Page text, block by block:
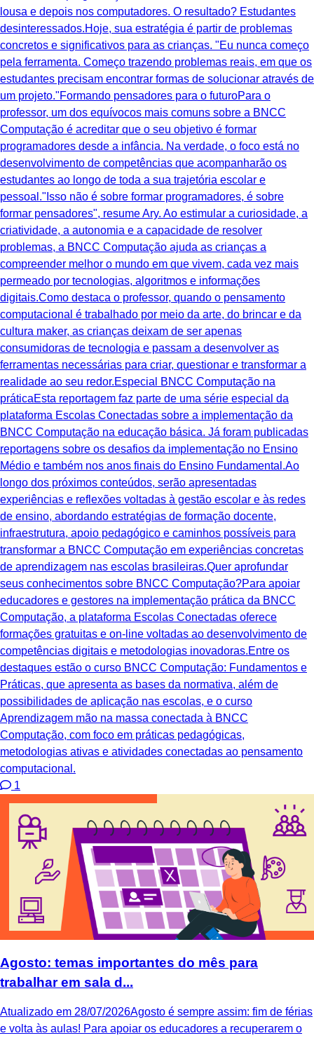
lousa e depois nos computadores. O resultado? Estudantes
desinteressados.Hoje, sua estratégia é partir de problemas
concretos e significativos para as crianças. "Eu nunca começo
pela ferramenta. Começo trazendo problemas reais, em que os
estudantes precisam encontrar formas de solucionar através de
um projeto."Formando pensadores para o futuroPara o
professor, um dos equívocos mais comuns sobre a BNCC
Computação é acreditar que o seu objetivo é formar
programadores desde a infância. Na verdade, o foco está no
desenvolvimento de competências que acompanharão os
estudantes ao longo de toda a sua trajetória escolar e
pessoal."Isso não é sobre formar programadores, é sobre
formar pensadores", resume Ary. Ao estimular a curiosidade, a
criatividade, a autonomia e a capacidade de resolver
problemas, a BNCC Computação ajuda as crianças a
compreender melhor o mundo em que vivem, cada vez mais
permeado por tecnologias, algoritmos e informações
digitais.Como destaca o professor, quando o pensamento
computacional é trabalhado por meio da arte, do brincar e da
cultura maker, as crianças deixam de ser apenas
consumidoras de tecnologia e passam a desenvolver as
ferramentas necessárias para criar, questionar e transformar a
realidade ao seu redor.Especial BNCC Computação na
práticaEsta reportagem faz parte de uma série especial da
plataforma Escolas Conectadas sobre a implementação da
BNCC Computação na educação básica. Já foram publicadas
reportagens sobre os desafios da implementação no Ensino
Médio e também nos anos finais do Ensino Fundamental.Ao
longo dos próximos conteúdos, serão apresentadas
experiências e reflexões voltadas à gestão escolar e às redes
de ensino, abordando estratégias de formação docente,
infraestrutura, apoio pedagógico e caminhos possíveis para
transformar a BNCC Computação em experiências concretas
de aprendizagem nas escolas brasileiras.Quer aprofundar
seus conhecimentos sobre BNCC Computação?Para apoiar
educadores e gestores na implementação prática da BNCC
Computação, a plataforma Escolas Conectadas oferece
formações gratuitas e on-line voltadas ao desenvolvimento de
competências digitais e metodologias inovadoras.Entre os
destaques estão o curso BNCC Computação: Fundamentos e
Práticas, que apresenta as bases da normativa, além de
possibilidades de aplicação nas escolas, e o curso
Aprendizagem mão na massa conectada à BNCC
Computação, com foco em práticas pedagógicas,
metodologias ativas e atividades conectadas ao pensamento
computacional.
1
Agosto: temas importantes do mês para
trabalhar em sala d...
Atualizado em 28/07/2026Agosto é sempre assim: fim de férias
e volta às aulas! Para apoiar os educadores a recuperarem o